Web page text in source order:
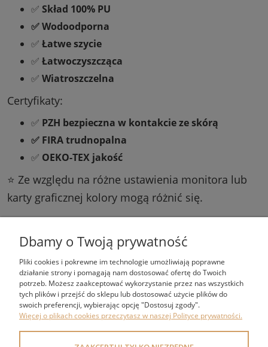
✅ Skład 100% PU
✅ Wodoodporna
✅ Łatwe szycie
✅ Łatwoczyszcząca
✅ Wiatroszczelna
Certyfikaty:
✅ PZH bezpieczna w kontakcie ze skórą
✅ FIRA trudnopalna
✅ OEKO-TEX jakość
⭐ Ze względu na różne ustawienia monitora lub
karty graficznej kolory mogą różnić się.
ZAKUPY
POMOC
Dbamy o Twoją prywatność
Pliki cookies i pokrewne im technologie umożliwiają poprawne
działanie strony i pomagają nam dostosować ofertę do Twoich
potrzeb. Możesz zaakceptować wykorzystanie przez nas wszystkich
tych plików i przejść do sklepu lub dostosować użycie plików do
swoich preferencji, wybierając opcję "Dostosuj zgody".
Więcej o plikach cookies przeczytasz w naszej Polityce prywatności.